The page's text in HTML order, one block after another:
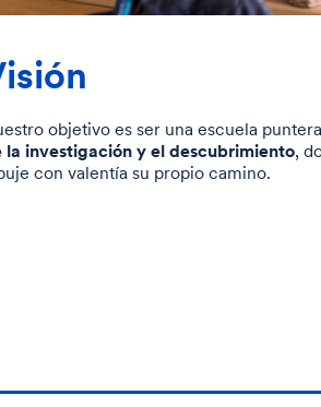
objetivo es ser una escuela
la investigación y el descubrimiento,
con valentía su propio camino.